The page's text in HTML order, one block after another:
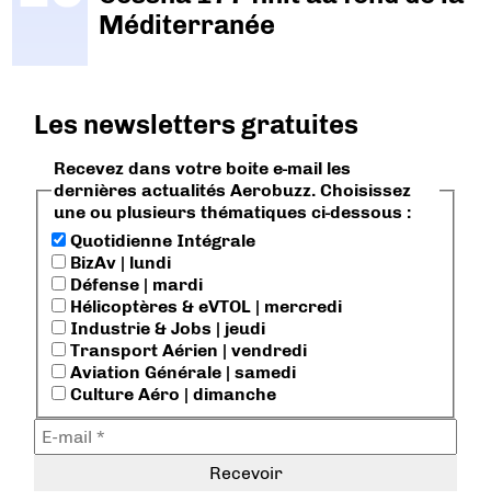
Méditerranée
Les newsletters gratuites
Recevez dans votre boite e-mail les
dernières actualités Aerobuzz. Choisissez
une ou plusieurs thématiques ci-dessous :
Quotidienne Intégrale
BizAv | lundi
Défense | mardi
Hélicoptères & eVTOL | mercredi
Industrie & Jobs | jeudi
Transport Aérien | vendredi
Aviation Générale | samedi
Culture Aéro | dimanche